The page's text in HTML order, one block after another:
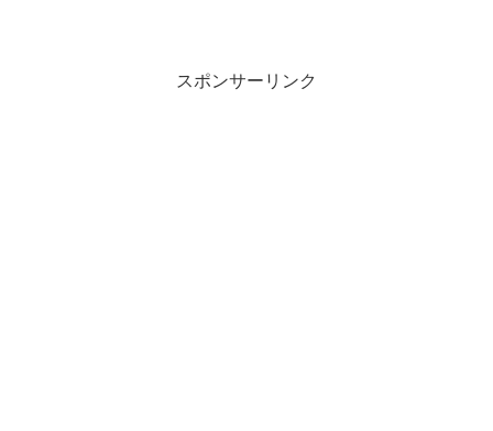
スポンサーリンク